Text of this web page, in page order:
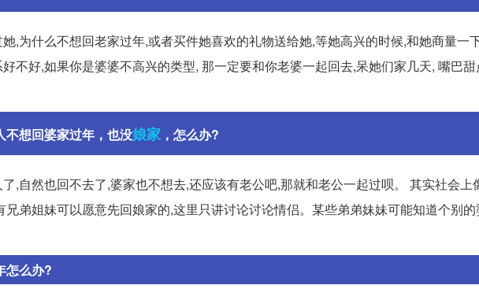
,为什么不想回老家过年,或者买件她喜欢的礼物送给她,等她高兴的时候,和她商量一
不好,如果你是婆婆不高兴的类型, 那一定要和你老婆一起回去,呆她们家几天, 嘴巴
不想回婆家过年，也没娘家 ，怎么办?
,自然也回不去了,婆家也不想去,还应该有老公吧,那就和老公一起过呗。 其实社会上
兄弟姐妹可以愿意先回娘家的,这里只讲讨论讨论情侣。某些弟弟妹妹可能知道个别
怎么办?